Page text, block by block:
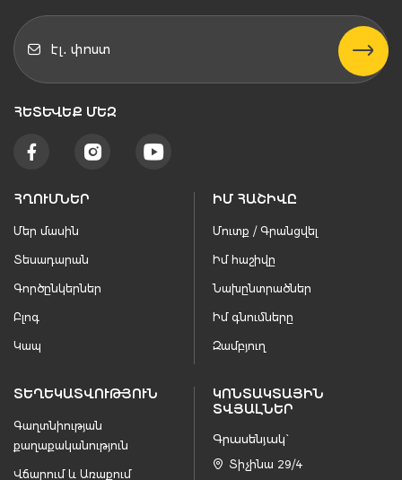
ՀԵՏԵՒԵՔ ՄԵԶ
ՀՂՈՒՄՆԵՐ
Մեր մասին
Տեսադարան
Գործընկերներ
Բլոգ
Կապ
ԻՄ ՀԱՇԻՎԸ
Մուտք / Գրանցվել
Իմ հաշիվը
Նախընտրածներ
Իմ գնումները
Զամբյուղ
ՏԵՂԵԿԱՏՎՈՒԹՅՈՒՆ
Գաղտնիության
քաղաքականություն
Վճարում և Առաքում
ԿՈՆՏԱԿՏԱՅԻՆ
ՏՎՅԱԼՆԵՐ
Գրասենյակ`
Տիչինա 29/4